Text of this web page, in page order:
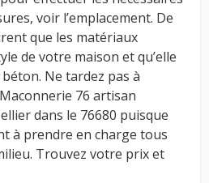
voir l’emplacement. De
que les matériaux
de votre maison et qu’elle
Ne tardez pas à
76 artisan
dans le 76680 puisque
à prendre en charge tous
Trouvez votre prix et